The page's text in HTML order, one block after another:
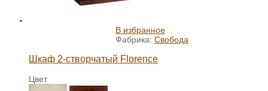
В избранное
Фабрика: Свобода
Шкаф 2-створчатый Florence
Цвет